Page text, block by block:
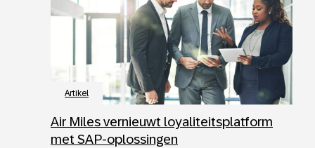
Artikel
Air Miles vernieuwt loyaliteitsplatform
met SAP-oplossingen